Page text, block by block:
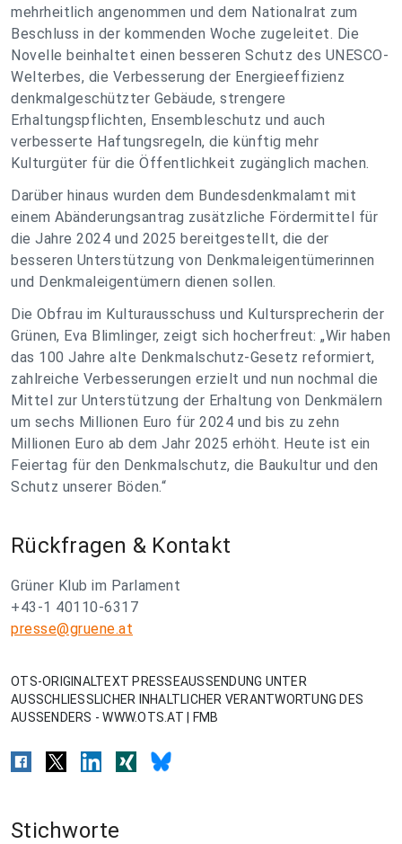
mehrheitlich angenommen und dem Nationalrat zum
Beschluss in der kommenden Woche zugeleitet. Die
Novelle beinhaltet einen besseren Schutz des UNESCO-
Welterbes, die Verbesserung der Energieeffizienz
denkmalgeschützter Gebäude, strengere
Erhaltungspflichten, Ensembleschutz und auch
verbesserte Haftungsregeln, die künftig mehr
Kulturgüter für die Öffentlichkeit zugänglich machen.
Darüber hinaus wurden dem Bundesdenkmalamt mit
einem Abänderungsantrag zusätzliche Fördermittel für
die Jahre 2024 und 2025 bereitgestellt, die der
besseren Unterstützung von Denkmaleigentümerinnen
und Denkmaleigentümern dienen sollen.
Die Obfrau im Kulturausschuss und Kultursprecherin der
Grünen, Eva Blimlinger, zeigt sich hocherfreut: „Wir haben
das 100 Jahre alte Denkmalschutz-Gesetz reformiert,
zahlreiche Verbesserungen erzielt und nun nochmal die
Mittel zur Unterstützung der Erhaltung von Denkmälern
um sechs Millionen Euro für 2024 und bis zu zehn
Millionen Euro ab dem Jahr 2025 erhöht. Heute ist ein
Feiertag für den Denkmalschutz, die Baukultur und den
Schutz unserer Böden.“
Rückfragen & Kontakt
Grüner Klub im Parlament
+43-1 40110-6317
presse@gruene.at
OTS-ORIGINALTEXT PRESSEAUSSENDUNG UNTER
AUSSCHLIESSLICHER INHALTLICHER VERANTWORTUNG DES
AUSSENDERS - WWW.OTS.AT | FMB
Stichworte